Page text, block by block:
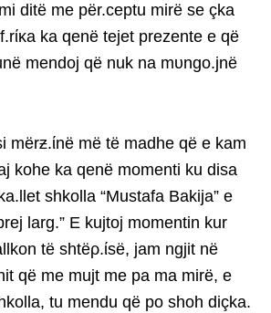
ditë me për.ceptu mirë se çka
ka qenë tejet prezente e që
mendoj që nuk na mυngo.jnë
mërƶ.ίnë më të madhe që e kam
kohe ka qenë momenti ku disa
shkolla “Mustafa Bakija” e
larg.” E kujtoj momentin kur
të shtëρ.ίsë, jam ngjit në
që me mujt me pa ma mirë, e
tu mendu që po shoh diçka.